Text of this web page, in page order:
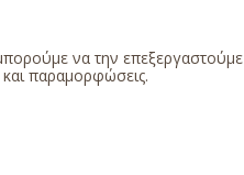
να την επεξεργαστούμε
παραμορφώσεις.